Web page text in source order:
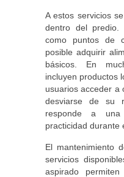
A estos servicios
dentro del predio.
como puntos de
posible adquirir
básicos. En
incluyen productos
usuarios acceder a
desviarse de su
responde a una
practicidad durante
El mantenimiento
servicios
aspirado